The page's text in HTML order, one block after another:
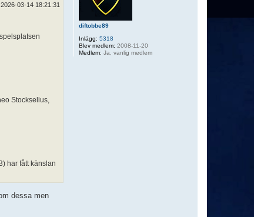
diftobbe89
Inlägg: 5318
Blev medlem: 2008-11-20
Medlem: Ja, vanlig medlem
2026-03-14 18:21:31
Stockselius,
har fått känslan
dessa men